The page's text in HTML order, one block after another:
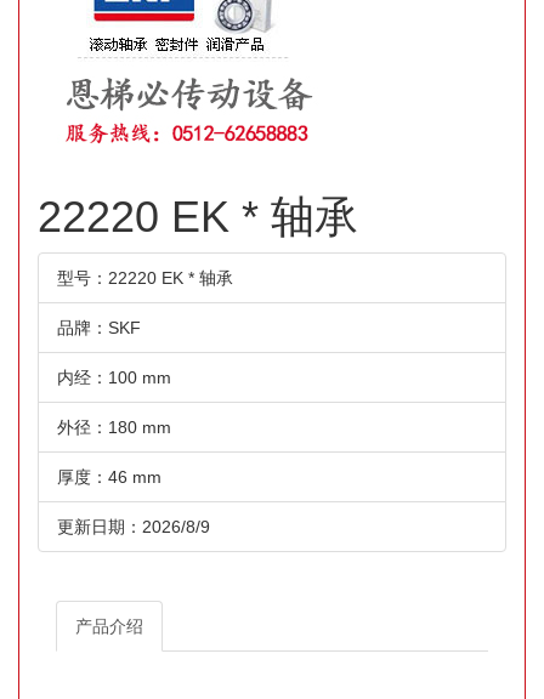
22220 EK * 轴承
型号：22220 EK * 轴承
品牌：SKF
内经：100 mm
外径：180 mm
厚度：46 mm
更新日期：2026/8/9
产品介绍